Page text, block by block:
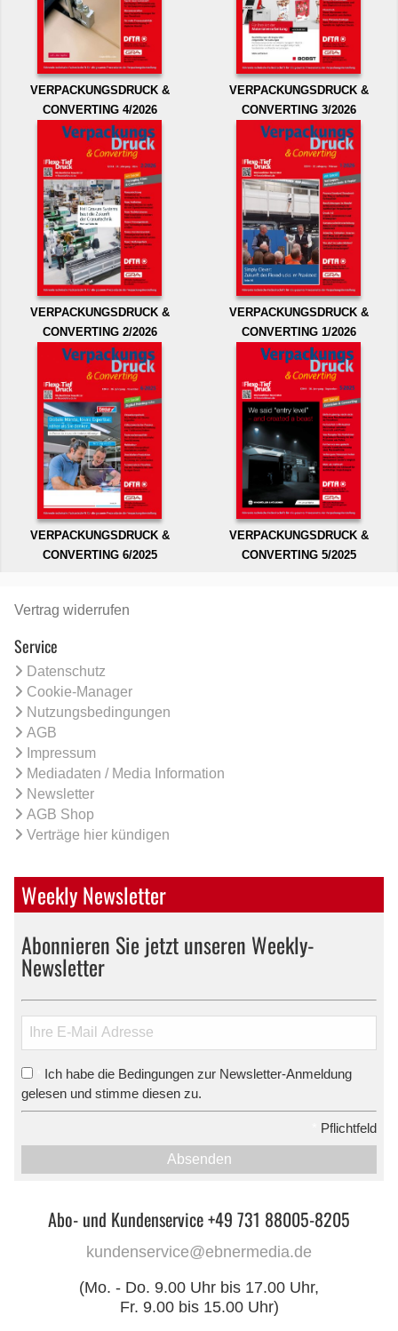
VERPACKUNGSDRUCK &
CONVERTING 4/2026
VERPACKUNGSDRUCK &
CONVERTING 3/2026
VERPACKUNGSDRUCK &
CONVERTING 2/2026
VERPACKUNGSDRUCK &
CONVERTING 1/2026
VERPACKUNGSDRUCK &
CONVERTING 6/2025
VERPACKUNGSDRUCK &
CONVERTING 5/2025
Vertrag widerrufen
Service
Datenschutz
Cookie-Manager
Nutzungsbedingungen
AGB
Impressum
Mediadaten / Media Information
Newsletter
AGB Shop
Verträge hier kündigen
Weekly Newsletter
Abonnieren Sie jetzt unseren Weekly-
Newsletter
Ich habe die Bedingungen zur Newsletter-Anmeldung
gelesen und stimme diesen zu.
Pflichtfeld
Absenden
Abo- und Kundenservice +49 731 88005-8205
kundenservice@ebnermedia.de
(Mo. - Do. 9.00 Uhr bis 17.00 Uhr,
Fr. 9.00 bis 15.00 Uhr)